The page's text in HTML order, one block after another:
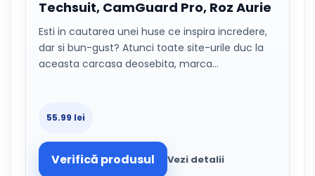
Techsuit, CamGuard Pro, Roz Aurie
Esti in cautarea unei huse ce inspira incredere,
dar si bun-gust? Atunci toate site-urile duc la
aceasta carcasa deosebita, marca…
55.99 lei
Verifică produsul Vezi detalii